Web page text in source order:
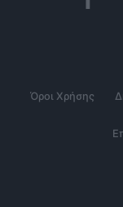
Όροι Χρήσης